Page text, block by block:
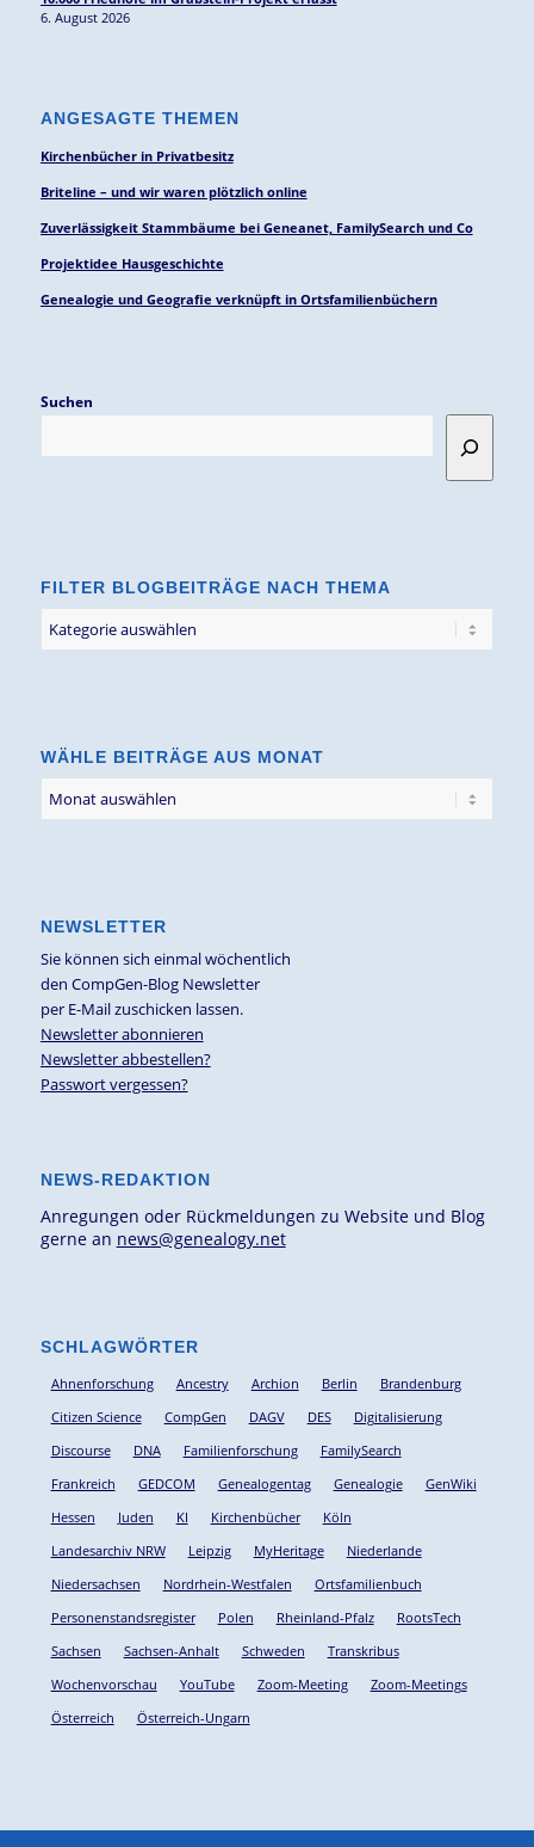
6. August 2026
ANGESAGTE THEMEN
Kirchenbücher in Privatbesitz
Briteline – und wir waren plötzlich online
Zuverlässigkeit Stammbäume bei Geneanet, FamilySearch und Co
Projektidee Hausgeschichte
Genealogie und Geografie verknüpft in Ortsfamilienbüchern
Suchen
FILTER BLOGBEITRÄGE NACH THEMA
Blogbeiträge
WÄHLE BEITRÄGE AUS MONAT
NEWSLETTER
Sie können sich einmal wöchentlich
den CompGen-Blog Newsletter
per E-Mail zuschicken lassen.
Newsletter abonnieren
Newsletter abbestellen?
Passwort vergessen?
NEWS-REDAKTION
Anregungen oder Rückmeldungen zu Website und Blog
gerne an news@genealogy.net
SCHLAGWÖRTER
Ahnenforschung Ancestry Archion Berlin
Brandenburg
Citizen Science
CompGen DAGV DES
Digitalisierung
Discourse
DNA Familienforschung
FamilySearch
Frankreich
GEDCOM Genealogentag Genealogie
GenWiki
Hessen
Juden KI Kirchenbücher
Köln
Landesarchiv NRW
Leipzig MyHeritage
Niederlande
Niedersachsen
Nordrhein-Westfalen
Ortsfamilienbuch
Personenstandsregister
Polen Rheinland-Pfalz
RootsTech
Sachsen
Sachsen-Anhalt Schweden
Transkribus
Wochenvorschau
YouTube Zoom-Meeting
Zoom-Meetings
Österreich
Österreich-Ungarn